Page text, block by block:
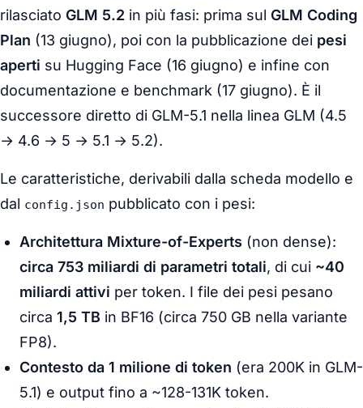
rilasciato GLM 5.2 in più fasi: prima sul GLM Coding
Plan (13 giugno), poi con la pubblicazione dei pesi
aperti su Hugging Face (16 giugno) e infine con
documentazione e benchmark (17 giugno). È il
successore diretto di GLM-5.1 nella linea GLM (4.5
→ 4.6 → 5 → 5.1 → 5.2).
Le caratteristiche, derivabili dalla scheda modello e
dal config.json pubblicato con i pesi:
Architettura Mixture-of-Experts (non dense):
circa 753 miliardi di parametri totali, di cui ~40
miliardi attivi per token. I file dei pesi pesano
circa 1,5 TB in BF16 (circa 750 GB nella variante
FP8).
Contesto da 1 milione di token (era 200K in GLM-
5.1) e output fino a ~128-131K token.